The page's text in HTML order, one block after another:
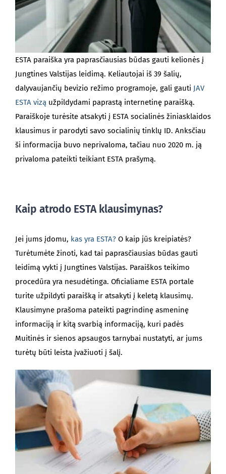
ESTA paraiška yra paprasčiausias būdas gauti kelionės į
Jungtines Valstijas leidimą. Keliautojai iš 39 šalių,
dalyvaujančių bevizio režimo programoje, gali gauti JAV
ESTA vizą užpildydami paprastą internetinę paraišką.
Paraiškoje turėsite atsakyti į ESTA socialinės žiniasklaidos
klausimus ir parodyti savo socialinių tinklų ID. Anksčiau
ši informacija buvo neprivaloma, tačiau nuo 2020 m. ją
privaloma pateikti teikiant ESTA prašymą.
Kaip atrodo ESTA klausimynas?
Jei jums įdomu, kas yra ESTA?O kaip jūs kreipiatės?
Turėtumėte žinoti, kad tai paprasčiausias būdas gauti
leidimą vykti į Jungtines Valstijas. Paraiškos teikimo
procedūra yra nesudėtinga. Oficialiame ESTA portale
turite užpildyti paraišką ir atsakyti į keletą klausimų.
Klausimyne prašoma pateikti pagrindinę asmeninę
informaciją ir kitą svarbią informaciją, kuri padės
Muitinės ir sienos apsaugos tarnybai nustatyti, ar jums
turėtų būti leista įvažiuoti į šalį.